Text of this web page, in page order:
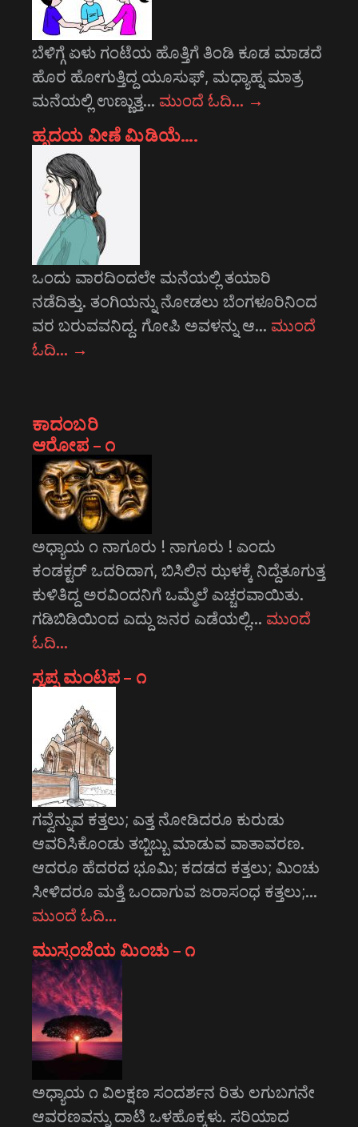
ಬೆಳಿಗ್ಗೆ ಏಳು ಗಂಟೆಯ ಹೊತ್ತಿಗೆ ತಿಂಡಿ ಕೂಡ ಮಾಡದೆ
ಹೊರ ಹೋಗುತ್ತಿದ್ದ ಯೂಸುಫ್, ಮಧ್ಯಾಹ್ನ ಮಾತ್ರ
ಮನೆಯಲ್ಲಿ ಉಣ್ಣುತ್ತ… ಮುಂದೆ ಓದಿ… →
ಹೃದಯ ವೀಣೆ ಮಿಡಿಯೆ….
ಒಂದು ವಾರದಿಂದಲೇ ಮನೆಯಲ್ಲಿ ತಯಾರಿ
ನಡೆದಿತ್ತು. ತಂಗಿಯನ್ನು ನೋಡಲು ಬೆಂಗಳೂರಿನಿಂದ
ವರ ಬರುವವನಿದ್ದ. ಗೋಪಿ ಅವಳನ್ನು ಆ… ಮುಂದೆ
ಓದಿ… →
ಕಾದಂಬರಿ
ಆರೋಪ – ೧
ಅಧ್ಯಾಯ ೧ ನಾಗೂರು ! ನಾಗೂರು ! ಎಂದು
ಕಂಡಕ್ಟರ್ ಒದರಿದಾಗ, ಬಿಸಿಲಿನ ಝಳಕ್ಕೆ ನಿದ್ದೆತೂಗುತ್ತ
ಕುಳಿತಿದ್ದ ಅರವಿಂದನಿಗೆ ಒಮ್ಮೆಲೆ ಎಚ್ಚರವಾಯಿತು.
ಗಡಿಬಿಡಿಯಿಂದ ಎದ್ದು ಜನರ ಎಡೆಯಲ್ಲಿ… ಮುಂದೆ
ಓದಿ…
ಸ್ವಪ್ನ ಮಂಟಪ – ೧
ಗವ್ವೆನ್ನುವ ಕತ್ತಲು; ಎತ್ತ ನೋಡಿದರೂ ಕುರುಡು
ಆವರಿಸಿಕೊಂಡು ತಬ್ಬಿಬ್ಬು ಮಾಡುವ ವಾತಾವರಣ.
ಆದರೂ ಹೆದರದ ಭೂಮಿ; ಕದಡದ ಕತ್ತಲು; ಮಿಂಚು
ಸೀಳಿದರೂ ಮತ್ತೆ ಒಂದಾಗುವ ಜರಾಸಂಧ ಕತ್ತಲು;…
ಮುಂದೆ ಓದಿ…
ಮುಸ್ಸಂಜೆಯ ಮಿಂಚು – ೧
ಅಧ್ಯಾಯ ೧ ವಿಲಕ್ಷಣ ಸಂದರ್ಶನ ರಿತು ಲಗುಬಗನೇ
ಆವರಣವನ್ನು ದಾಟಿ ಒಳಹೊಕ್ಕಳು. ಸರಿಯಾದ